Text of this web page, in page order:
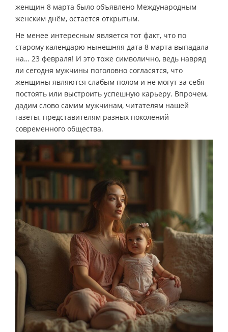
женщин 8 марта было объявлено Международным
женским днём, остается открытым.
Не менее интересным является тот факт, что по
старому календарю нынешняя дата 8 марта выпадала
на… 23 февраля! И это тоже символично, ведь навряд
ли сегодня мужчины поголовно согласятся, что
женщины являются слабым полом и не могут за себя
постоять или выстроить успешную карьеру. Впрочем,
дадим слово самим мужчинам, читателям нашей
газеты, представителям разных поколений
современного общества.